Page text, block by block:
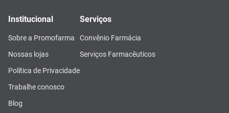
Institucional
Sobre a Promofarma
Nossas lojas
Política de Privacidade
Trabalhe conosco
Blog
Serviços
Convênio Farmácia
Serviços Farmacêuticos